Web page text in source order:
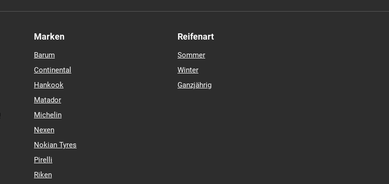
Marken
Barum
Continental
Hankook
Matador
Michelin
Nexen
Nokian Tyres
Pirelli
Riken
Reifenart
Sommer
Winter
Ganzjährig